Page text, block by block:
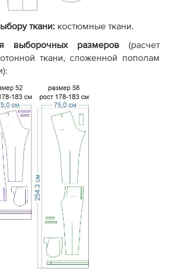
по меткам-
Настройки
полностью
стандарту.
С полями
листов
или есть
только одно фото
(текст или видео
подписчиков). Иногда
ткани: костюмные ткани.
выборочных размеров (расчет
ткани, сложенной пополам